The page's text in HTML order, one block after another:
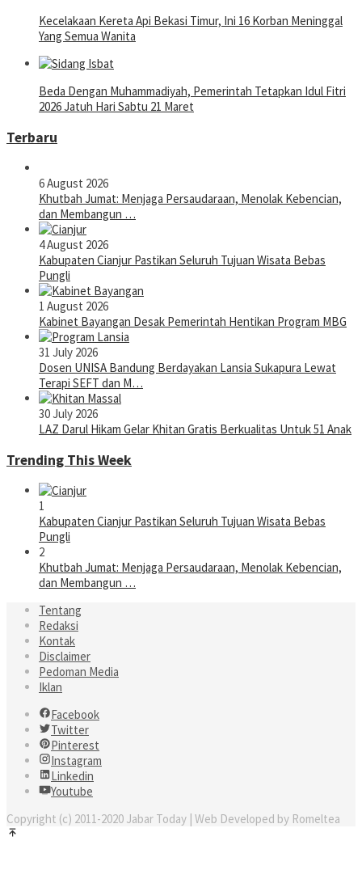
Kecelakaan Kereta Api Bekasi Timur, Ini 16 Korban Meninggal
Yang Semua Wanita
Beda Dengan Muhammadiyah, Pemerintah Tetapkan Idul Fitri
2026 Jatuh Hari Sabtu 21 Maret
Terbaru
6 August 2026
Khutbah Jumat: Menjaga Persaudaraan, Menolak Kebencian,
dan Membangun …
4 August 2026
Kabupaten Cianjur Pastikan Seluruh Tujuan Wisata Bebas
Pungli
1 August 2026
Kabinet Bayangan Desak Pemerintah Hentikan Program MBG
31 July 2026
Dosen UNISA Bandung Berdayakan Lansia Sukapura Lewat
Terapi SEFT dan M…
30 July 2026
LAZ Darul Hikam Gelar Khitan Gratis Berkualitas Untuk 51 Anak
Trending This Week
1
Kabupaten Cianjur Pastikan Seluruh Tujuan Wisata Bebas
Pungli
2
Khutbah Jumat: Menjaga Persaudaraan, Menolak Kebencian,
dan Membangun …
Tentang
Redaksi
Kontak
Disclaimer
Pedoman Media
Iklan
Facebook
Twitter
Pinterest
Instagram
Linkedin
Youtube
Copyright (c) 2011-2020 Jabar Today | Web Developed by Romeltea